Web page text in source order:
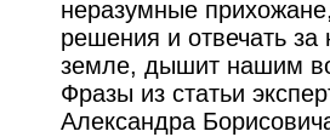
неразумные
решения и отвечать
земле, дышит нашим
Фразы из статьи
Александра